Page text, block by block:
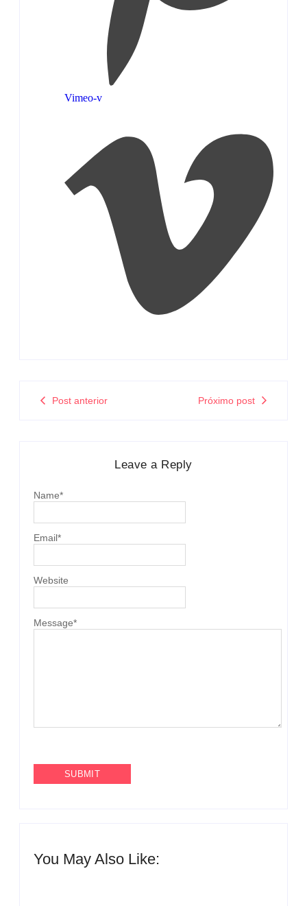
Vimeo-v
Post anterior Próximo post
Leave a Reply
Message*
Name*
Email*
Website
You May Also Like: